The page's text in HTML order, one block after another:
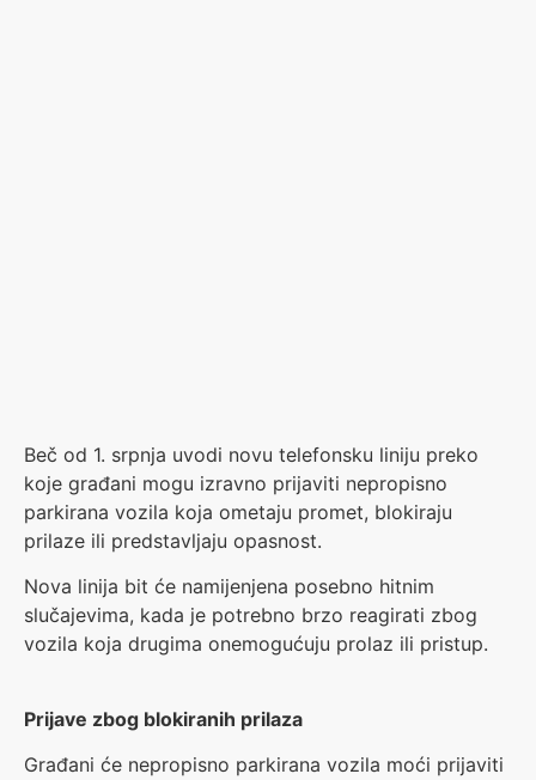
Beč od 1. srpnja uvodi novu telefonsku liniju preko
koje građani mogu izravno prijaviti nepropisno
parkirana vozila koja ometaju promet, blokiraju
prilaze ili predstavljaju opasnost.
Nova linija bit će namijenjena posebno hitnim
slučajevima, kada je potrebno brzo reagirati zbog
vozila koja drugima onemogućuju prolaz ili pristup.
Prijave zbog blokiranih prilaza
Građani će nepropisno parkirana vozila moći prijaviti